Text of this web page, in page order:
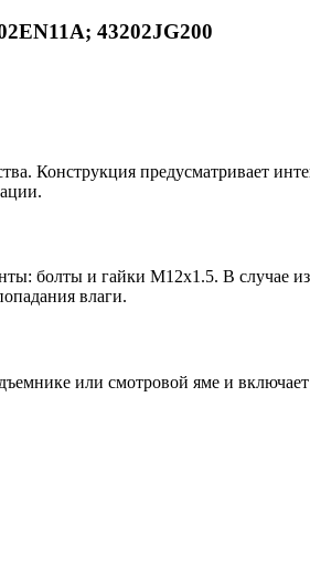
43202JG200
Конструкция предусматривает
болты и гайки M12x1.5. В случае
влаги.
или смотровой яме и